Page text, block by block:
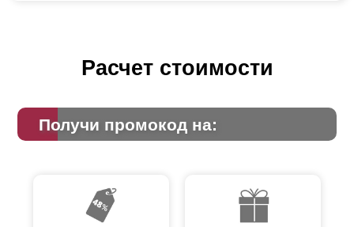
Расчет стоимости
Получи промокод на: